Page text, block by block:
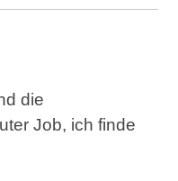
die
Job, ich finde